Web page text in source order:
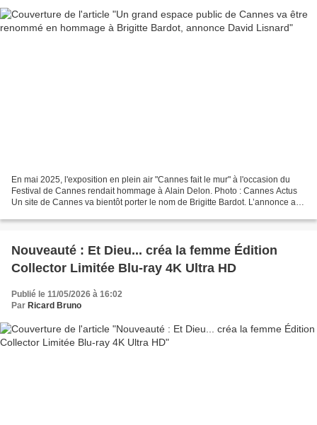
En mai 2025, l'exposition en plein air "Cannes fait le mur" à l'occasion du
Festival de Cannes rendait hommage à Alain Delon. Photo : Cannes Actus
Un site de Cannes va bientôt porter le nom de Brigitte Bardot. L’annonce a
Nouveauté : Et Dieu... créa la femme Édition
Collector Limitée Blu-ray 4K Ultra HD
Publié le 11/05/2026 à 16:02
Par Ricard Bruno